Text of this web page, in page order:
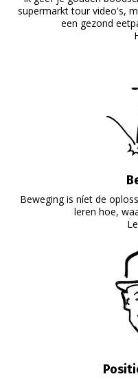
supermarkt tour video's,
een gezond
Beweging is níet de
leren hoe,